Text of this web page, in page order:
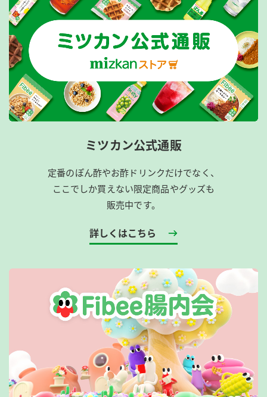
ミツカン公式通販
定番のぽん酢やお酢ドリンクだけでなく、
ここでしか買えない限定商品やグッズも
販売中です。
詳しくはこちら